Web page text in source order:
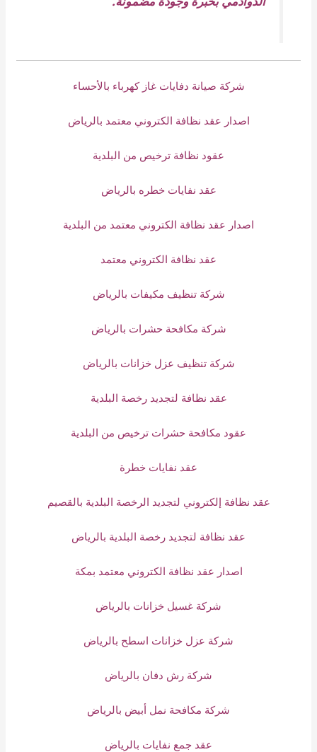
شركة صيانة دفايات غاز كهرباء بالأحساء
اصدار عقد نظافة الكتروني معتمد بالرياض
عقود نظافة ترخيص من البلدية
عقد نفايات خطره بالرياض
اصدار عقد نظافة الكتروني معتمد من البلدية
عقد نظافة الكتروني معتمد
شركة تنظيف مكيفات بالرياض
شركة مكافحة حشرات بالرياض
شركة تنظيف عزل خزانات بالرياض
عقد نظافة لتجديد رخصة البلدية
عقود مكافحة حشرات ترخيص من البلدية
عقد نفايات خطرة
عقد نظافة إلكتروني لتجديد الرخصة البلدية بالقصيم
عقد نظافة لتجديد رخصة البلدية بالرياض
اصدار عقد نظافة الكتروني معتمد بمكة
شركة غسيل خزانات بالرياض
شركة عزل خزانات اسطح بالرياض
شركة رش دفان بالرياض
شركة مكافحة نمل أبيض بالرياض
عقد جمع نفايات بالرياض